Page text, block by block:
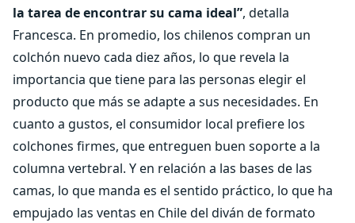
la tarea de encontrar su cama ideal”, detalla
Francesca. En promedio, los chilenos compran un
colchón nuevo cada diez años, lo que revela la
importancia que tiene para las personas elegir el
producto que más se adapte a sus necesidades. En
cuanto a gustos, el consumidor local prefiere los
colchones firmes, que entreguen buen soporte a la
columna vertebral. Y en relación a las bases de las
camas, lo que manda es el sentido práctico, lo que ha
empujado las ventas en Chile del diván de formato